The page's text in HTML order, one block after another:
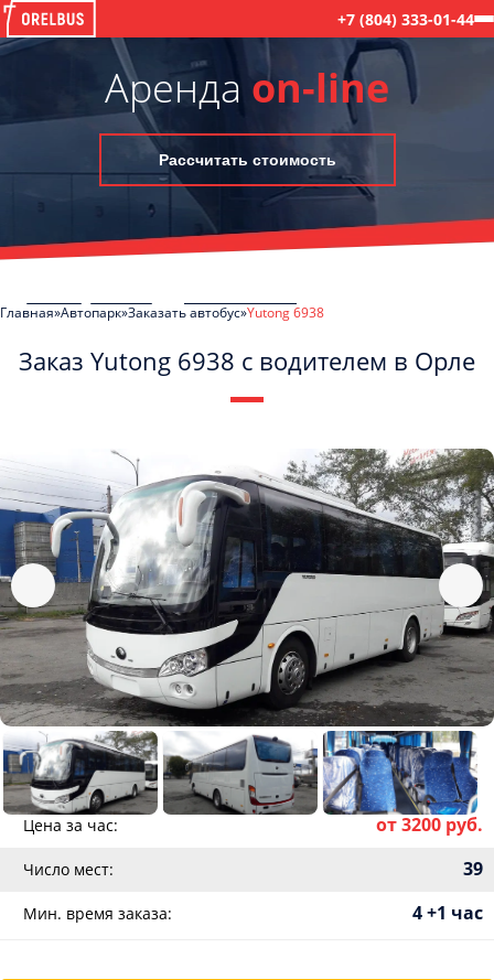
+7 (804) 333-01-44
Аренда on-line
Рассчитать стоимость
Главная Автопарк Заказать автобус Yutong 6938
Заказ Yutong 6938 с водителем в Орле
Цена за час: от 3200 руб.
Число мест: 39
Мин. время заказа: 4 +1 час
обработку моих Персональных данных